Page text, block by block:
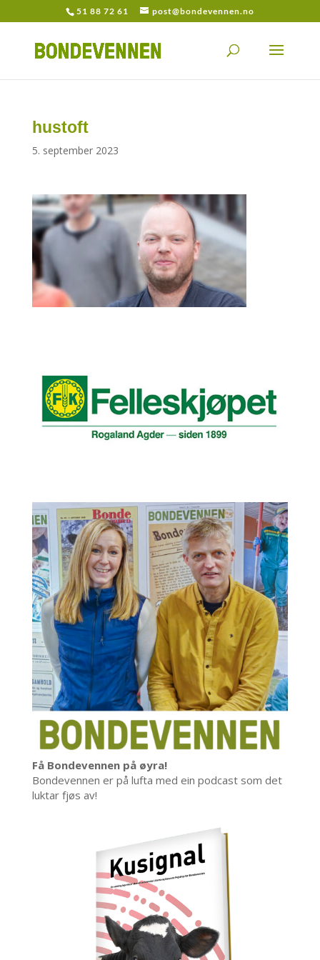
51 88 72 61 post@bondevennen.no
hustoft
5. september 2023
Få Bondevennen på øyra!
Bondevennen er på lufta med ein podcast som det
luktar fjøs av!